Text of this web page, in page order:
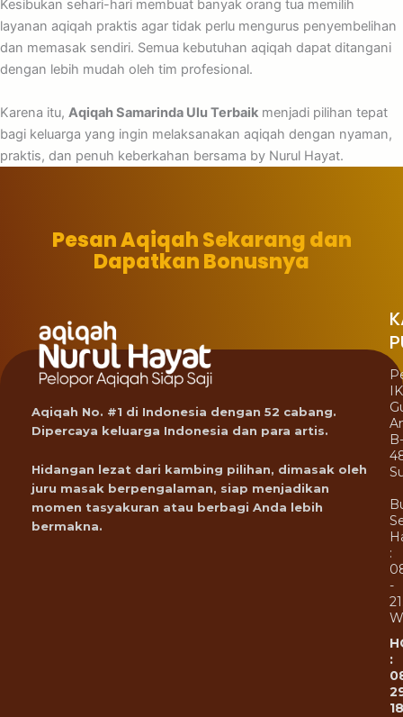
Kesibukan sehari-hari membuat banyak orang tua memilih
layanan aqiqah praktis agar tidak perlu mengurus penyembelihan
dan memasak sendiri. Semua kebutuhan aqiqah dapat ditangani
dengan lebih mudah oleh tim profesional.
Karena itu, Aqiqah Samarinda Ulu Terbaik menjadi pilihan tepat
bagi keluarga yang ingin melaksanakan aqiqah dengan nyaman,
praktis, dan penuh keberkahan bersama by Nurul Hayat.
Pesan Aqiqah Sekarang dan
Dapatkan Bonusnya
Aqiqah No. #1 di Indonesia dengan 52 cabang.
Dipercaya keluarga Indonesia dan para artis.
Hidangan lezat dari kambing pilihan, dimasak oleh
juru masak berpengalaman, siap menjadikan
momen tasyakuran atau berbagi Anda lebih
bermakna.
B-
:
-
: